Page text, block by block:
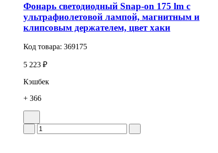
Фонарь светодиодный Snap-on 175 lm с
ультрафиолетовой лампой, магнитным и
клипсовым держателем, цвет хаки
Код товара: 369175
5 223 ₽
Кэшбек
+ 366